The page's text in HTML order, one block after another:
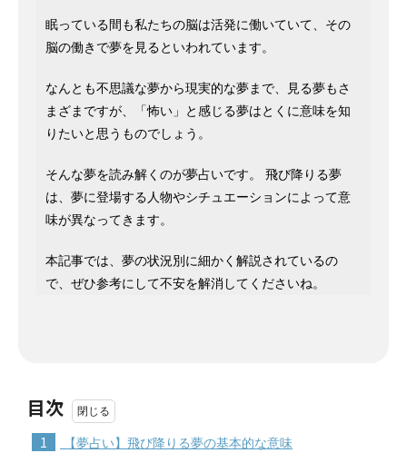
眠っている間も私たちの脳は活発に働いていて、その
脳の働きで夢を見るといわれています。
なんとも不思議な夢から現実的な夢まで、見る夢もさ
まざまですが、「怖い」と感じる夢はとくに意味を知
りたいと思うものでしょう。
そんな夢を読み解くのが夢占いです。 飛び降りる夢
は、夢に登場する人物やシチュエーションによって意
味が異なってきます。
本記事では、夢の状況別に細かく解説されているの
で、ぜひ参考にして不安を解消してくださいね。
目次
1 【夢占い】飛び降りる夢の基本的な意味